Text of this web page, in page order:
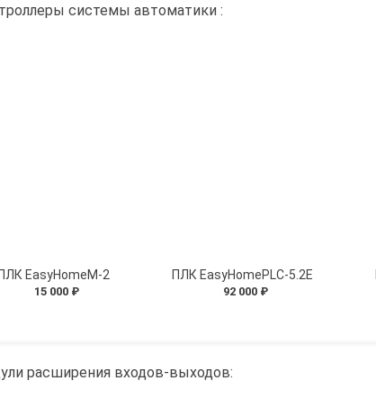
системы автоматики :
EasyHomeМ-2
15 000 ₽
ПЛК EasyHomePLC-5.2E
92 000 ₽
расширения входов-выходов: